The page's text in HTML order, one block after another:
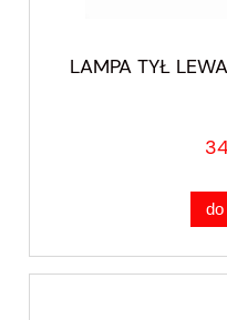
LAMPA TYŁ